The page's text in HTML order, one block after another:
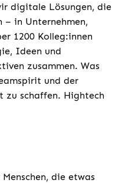
digitale Lösungen, die
– in Unternehmen,
1200 Kolleg:innen
Ideen und
zusammen. Was
und der
zu schaffen. Hightech
die etwas